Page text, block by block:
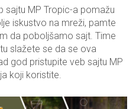
sajtu MP Tropic-a pomažu
iskustvo na mreži, pamte
da poboljšamo sajt. Time
slažete se da se ova
god pristupite veb sajtu MP
koji koristite.